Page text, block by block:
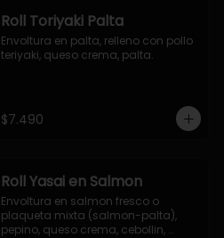
Roll Toriyaki Palta
Envoltura en palta, relleno con pollo
teriyaki, queso crema, palta.
$7.490
Roll Yasai en Salmon
Envoltura en salmon fresco o
plaqueta mixta (salmon-palta),
pepino, queso crema, cebollin,